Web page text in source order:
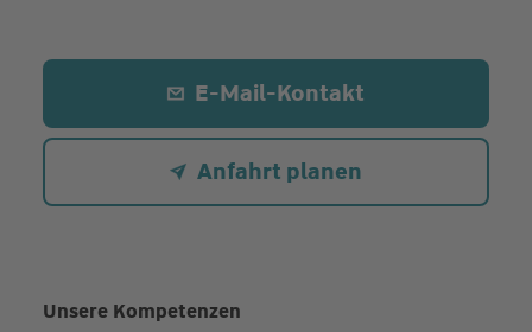
E-Mail-Kontakt
Anfahrt planen
Unsere Kompetenzen